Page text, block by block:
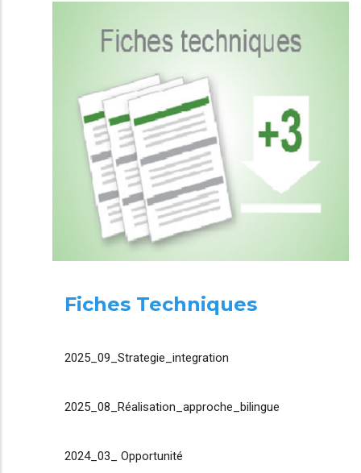
Fiches Techniques
2025_09_Strategie_integration
2025_08_Réalisation_approche_bilingue
2024_03_ Opportunité